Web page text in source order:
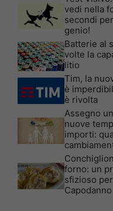
vedi nella
secondi
genio!
Batterie al
volte la
litio
Tim, la
è
è rivolta
Assegno
nuove
importi:
forno: un
sfizioso
Capodanno